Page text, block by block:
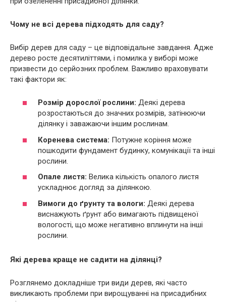
Чому не всі дерева підходять для саду?
Вибір дерев для саду – це відповідальне завдання. Адже
дерево росте десятиліттями, і помилка у виборі може
призвести до серйозних проблем. Важливо враховувати
такі фактори як:
Розмір дорослої рослини: Деякі дерева
розростаються до значних розмірів, затінюючи
ділянку і заважаючи іншим рослинам.
Коренева система: Потужне коріння може
пошкодити фундамент будинку, комунікації та інші
рослини.
Опале листя: Велика кількість опалого листя
ускладнює догляд за ділянкою.
Вимоги до ґрунту та вологи: Деякі дерева
виснажують ґрунт або вимагають підвищеної
вологості, що може негативно вплинути на інші
рослини.
Які дерева краще не садити на ділянці?
Розглянемо докладніше три види дерев, які часто
викликають проблеми при вирощуванні на присадибних